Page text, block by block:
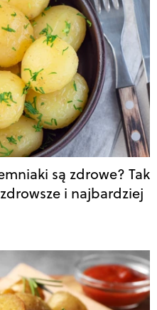
są zdrowe? Tak
i najbardziej